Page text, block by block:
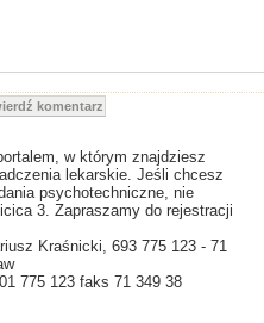
komentarz
w którym znajdziesz
lekarskie. Jeśli chcesz
psychotechniczne, nie
3. Zapraszamy do rejestracji
Kraśnicki, 693 775 123 - 71
775 123 faks 71 349 38